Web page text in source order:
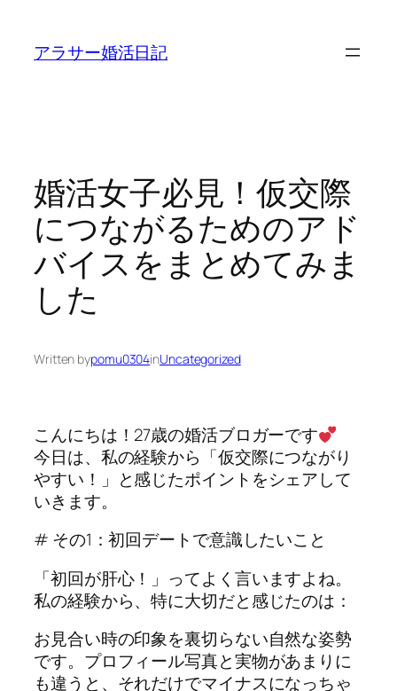
アラサー婚活日記
婚活女子必見！仮交際
につながるためのアド
バイスをまとめてみま
した
Written bypomu0304inUncategorized
こんにちは！27歳の婚活ブロガーです
今日は、私の経験から「仮交際につながり
やすい！」と感じたポイントをシェアして
いきます。
# その1：初回デートで意識したいこと
「初回が肝心！」ってよく言いますよね。
私の経験から、特に大切だと感じたのは：
お見合い時の印象を裏切らない自然な姿勢
です。プロフィール写真と実物があまりに
も違うと、それだけでマイナスになっちゃ